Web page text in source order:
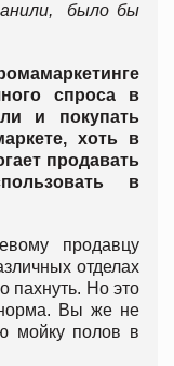
было бы
спроса в
и покупать
хоть в
продавать
в
продавцу
отделах
пахнуть. Но это
норма. Вы же не
мойку полов в